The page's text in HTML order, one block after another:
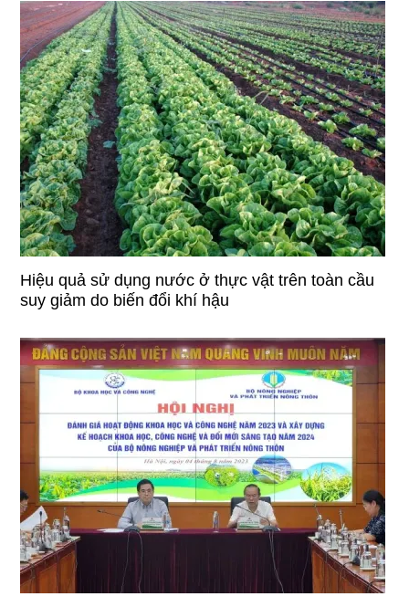
Hiệu quả sử dụng nước ở thực vật trên toàn cầu
suy giảm do biến đổi khí hậu